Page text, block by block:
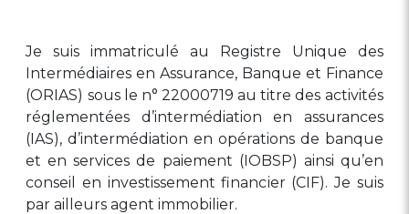
Je suis immatriculé au Registre Unique des
Intermédiaires en Assurance, Banque et Finance
(ORIAS) sous le n° 22000719 au titre des activités
réglementées d’intermédiation en assurances
(IAS), d’intermédiation en opérations de banque
et en services de paiement (IOBSP) ainsi qu’en
conseil en investissement financier (CIF). Je suis
par ailleurs agent immobilier.